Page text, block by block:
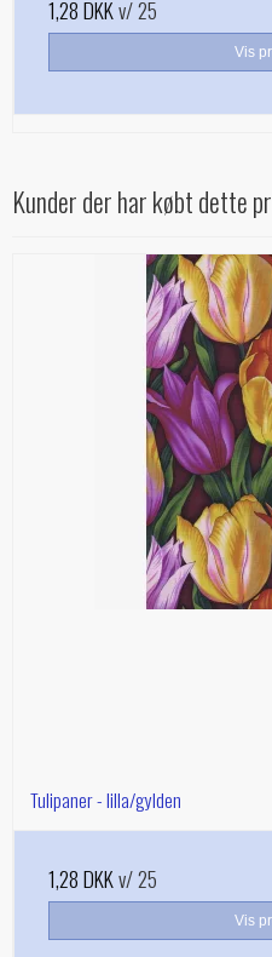
1,28 DKKv/ 25
Vis
Kunder der har købt dette
Tulipaner - lilla/gylden
1,28 DKKv/ 25
Vis